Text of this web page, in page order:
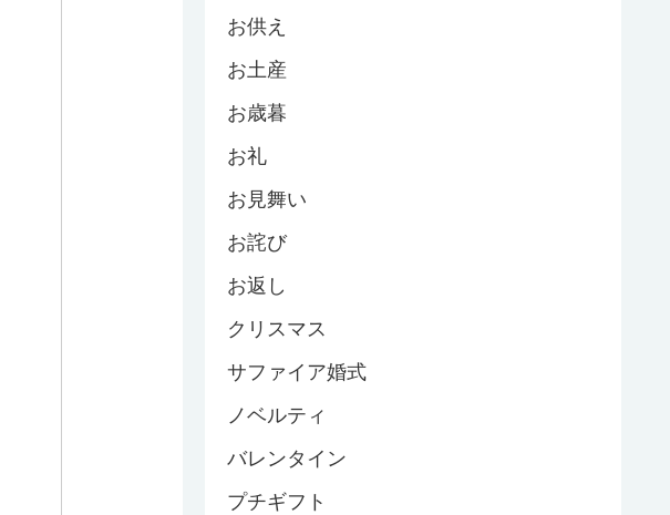
お供え
お土産
お歳暮
お礼
お見舞い
お詫び
お返し
クリスマス
サファイア婚式
ノベルティ
バレンタイン
プチギフト